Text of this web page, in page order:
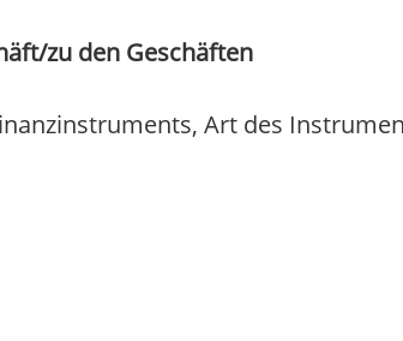
zu den Geschäften
Art des